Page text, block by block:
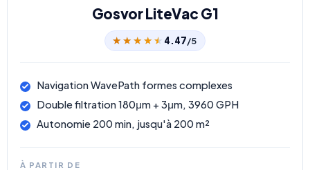
Gosvor LiteVac G1
★★★★★
★★★★★ 4.47/5
Navigation WavePath formes complexes
Double filtration 180μm + 3μm, 3960 GPH
Autonomie 200 min, jusqu'à 200 m²
À PARTIR DE